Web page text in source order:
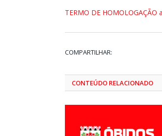
TERMO DE HOMOLOGAÇÃO
COMPARTILHAR:
CONTEÚDO RELACIONADO